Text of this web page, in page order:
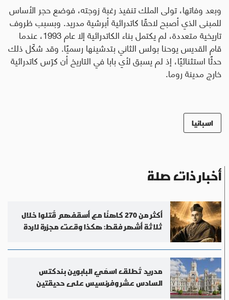
وبعد وفاتها، تولى الملك تنفيذ رغبة زوجته، فوضع حجر الأساس
للمبنى الذي أصبح لاحقًا كاتدرائية أبرشية مدريد. وبسبب ظروف
تاريخية متعددة، لم يكتمل بناء الكاتدرائية إلا عام 1993، عندما
قام القديس يوحنا بولس الثاني بتدشينها رسميًا. وقد شكّل ذلك
حدثًا استثنائيًا، إذ لم يسبق لأي بابا في التاريخ أن كرّس كاتدرائية
خارج مدينة روما.
اسبانيا
أخبار ذات صلة
أكثر من 270 كاهنًا مع أسقفهم قُتلوا خلال
ثلاثة أشهر فقط: هكذا وقعت مجزرة لاردة
مدريد تُطلق اسمَي البابوين بندكتس
السادس عشر وفرنسيس على حديقتين